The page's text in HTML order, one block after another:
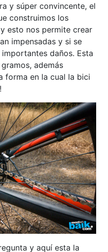
y súper convincente, el
construimos los
esto nos permite crear
impensadas y si se
daños. Esta
además
forma en la cual la bici
y aquí esta la